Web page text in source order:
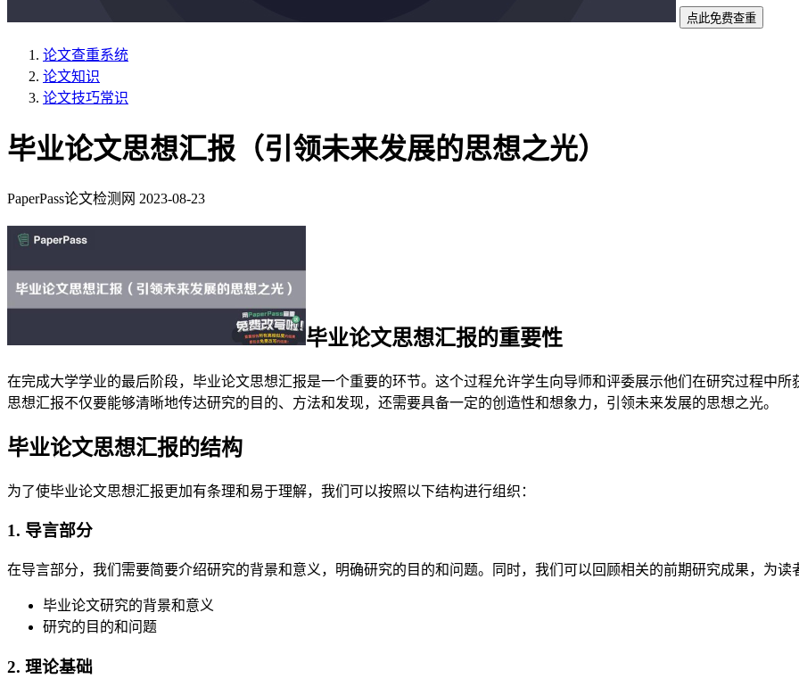
点此免费查重
论文查重系统
论文知识
论文技巧常识
毕业论文思想汇报（引领未来发展的思想之光）
PaperPass论文检测网 2023-08-23
毕业论文思想汇报的重要性
在完成大学学业的最后阶段，毕业论文思想汇报是一个重要的环节。这个过程允许学生向导师和评委展示他们在研究过程中
思想汇报不仅要能够清晰地传达研究的目的、方法和发现，还需要具备一定的创造性和想象力，引领未来发展的思想之光。
毕业论文思想汇报的结构
为了使毕业论文思想汇报更加有条理和易于理解，我们可以按照以下结构进行组织：
1. 导言部分
在导言部分，我们需要简要介绍研究的背景和意义，明确研究的目的和问题。同时，我们可以回顾相关的前期研究成果，为读
毕业论文研究的背景和意义
研究的目的和问题
2. 理论基础